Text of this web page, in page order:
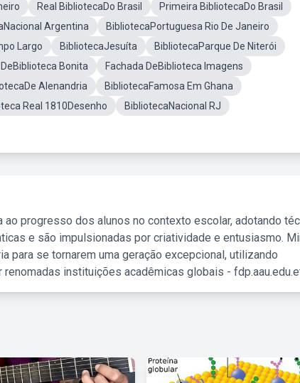
Real BibliotecaDo Brasil
Primeira BibliotecaDo Brasil
Argentina
BibliotecaPortuguesa Rio De Janeiro
Largo BibliotecaJesuíta
BibliotecaParque De Niterói
DeBiblioteca Bonita
Fachada DeBiblioteca Imagens
Alenandria
BibliotecaFamosa Em Ghana
Real 1810Desenho
BibliotecaNacional RJ
ao progresso dos alunos no contexto escolar, adotando
e são impulsionadas por criatividade e entusiasmo.
para se tornarem uma geração excepcional, utilizando
instituições acadêmicas globais -